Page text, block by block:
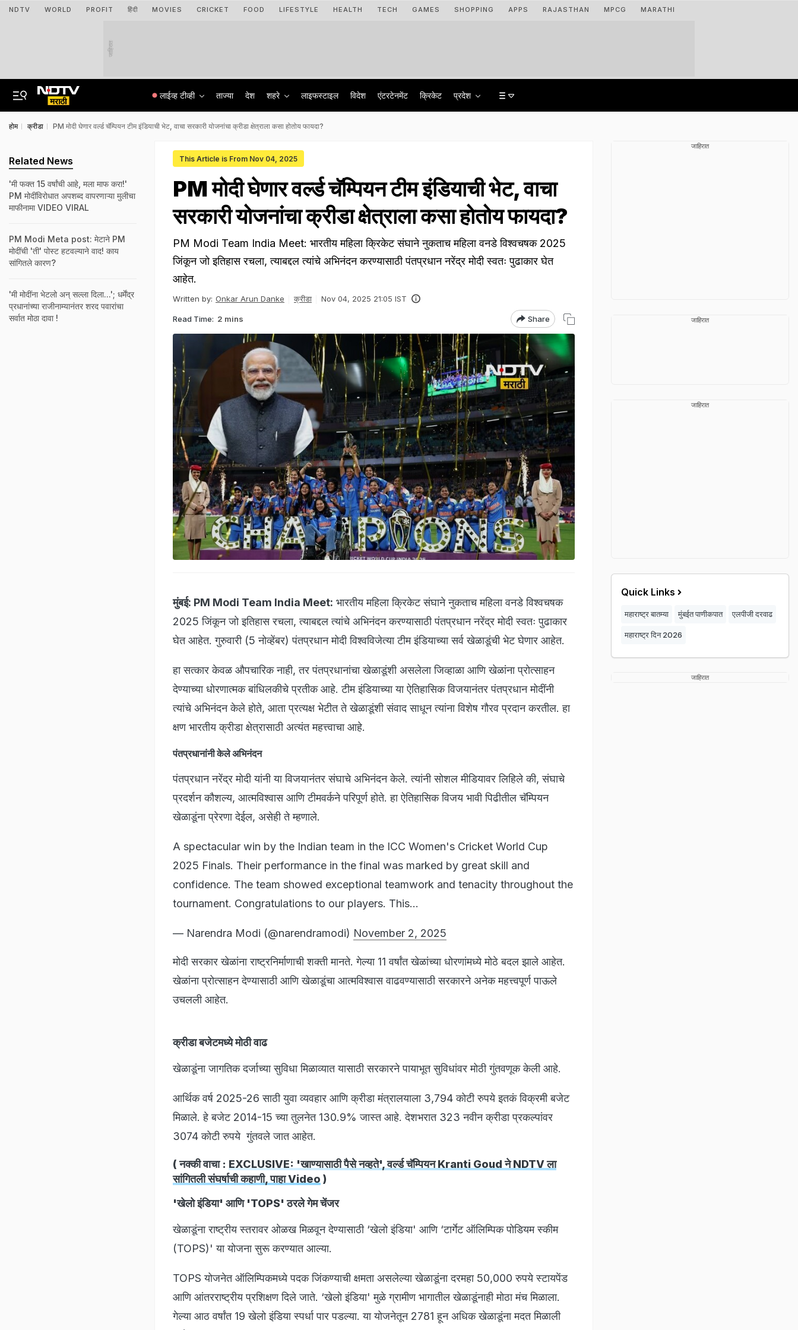
NDTV WORLD PROFIT हिंदी MOVIES CRICKET FOOD LIFESTYLE HEALTH TECH GAMES SHOPPING APPS RAJASTHAN MPCG MARATHI
जाहिरात
लाईव्ह टीव्ही ताज्या देश शहरे लाइफस्टाइल विदेश एंटरटेनमेंट क्रिकेट प्रदेश
होम क्रीडा PM मोदी घेणार वर्ल्ड चॅम्पियन टीम इंडियाची भेट, वाचा सरकारी योजनांचा क्रीडा क्षेत्राला कसा होतोय फायदा?
This Article is From Nov 04, 2025
PM मोदी घेणार वर्ल्ड चॅम्पियन टीम इंडियाची भेट, वाचा
सरकारी योजनांचा क्रीडा क्षेत्राला कसा होतोय फायदा?
PM Modi Team India Meet: भारतीय महिला क्रिकेट संघाने नुकताच महिला वनडे विश्वचषक 2025
जिंकून जो इतिहास रचला, त्याबद्दल त्यांचे अभिनंदन करण्यासाठी पंतप्रधान नरेंद्र मोदी स्वतः पुढाकार घेत
आहेत.
Written by: Onkar Arun Danke क्रीडा Nov 04, 2025 21:05 IST
Read Time: 2 mins Share
मुंबई: PM Modi Team India Meet: भारतीय महिला क्रिकेट संघाने नुकताच महिला वनडे विश्वचषक
2025 जिंकून जो इतिहास रचला, त्याबद्दल त्यांचे अभिनंदन करण्यासाठी पंतप्रधान नरेंद्र मोदी स्वतः पुढाकार
घेत आहेत. गुरुवारी (5 नोव्हेंबर) पंतप्रधान मोदी विश्वविजेत्या टीम इंडियाच्या सर्व खेळाडूंची भेट घेणार आहेत.
हा सत्कार केवळ औपचारिक नाही, तर पंतप्रधानांचा खेळाडूंशी असलेला जिव्हाळा आणि खेळांना प्रोत्साहन
देण्याच्या धोरणात्मक बांधिलकीचे प्रतीक आहे. टीम इंडियाच्या या ऐतिहासिक विजयानंतर पंतप्रधान मोदींनी
त्यांचे अभिनंदन केले होते, आता प्रत्यक्ष भेटीत ते खेळाडूंशी संवाद साधून त्यांना विशेष गौरव प्रदान करतील. हा
क्षण भारतीय क्रीडा क्षेत्रासाठी अत्यंत महत्त्वाचा आहे.
पंतप्रधानांनी केले अभिनंदन
पंतप्रधान नरेंद्र मोदी यांनी या विजयानंतर संघाचे अभिनंदन केले. त्यांनी सोशल मीडियावर लिहिले की, संघाचे
प्रदर्शन कौशल्य, आत्मविश्वास आणि टीमवर्कने परिपूर्ण होते. हा ऐतिहासिक विजय भावी पिढीतील चॅम्पियन
खेळाडूंना प्रेरणा देईल, असेही ते म्हणाले.
A spectacular win by the Indian team in the ICC Women's Cricket World Cup
2025 Finals. Their performance in the final was marked by great skill and
confidence. The team showed exceptional teamwork and tenacity throughout the
tournament. Congratulations to our players. This…
— Narendra Modi (@narendramodi) November 2, 2025
मोदी सरकार खेळांना राष्ट्रनिर्माणाची शक्ती मानते. गेल्या 11 वर्षांत खेळांच्या धोरणांमध्ये मोठे बदल झाले आहेत.
खेळांना प्रोत्साहन देण्यासाठी आणि खेळाडूंचा आत्मविश्वास वाढवण्यासाठी सरकारने अनेक महत्त्वपूर्ण पाऊले
उचलली आहेत.
क्रीडा बजेटमध्ये मोठी वाढ
खेळाडूंना जागतिक दर्जाच्या सुविधा मिळाव्यात यासाठी सरकारने पायाभूत सुविधांवर मोठी गुंतवणूक केली आहे.
आर्थिक वर्ष 2025-26 साठी युवा व्यवहार आणि क्रीडा मंत्रालयाला 3,794 कोटी रुपये इतकं विक्रमी बजेट
मिळाले. हे बजेट 2014-15 च्या तुलनेत 130.9% जास्त आहे. देशभरात 323 नवीन क्रीडा प्रकल्पांवर
3074 कोटी रुपये गुंतवले जात आहेत.
( नक्की वाचा : EXCLUSIVE: 'खाण्यासाठी पैसे नव्हते', वर्ल्ड चॅम्पियन Kranti Goud ने NDTV ला
सांगितली संघर्षाची कहाणी, पाहा Video )
'खेलो इंडिया' आणि 'TOPS' ठरले गेम चेंजर
खेळाडूंना राष्ट्रीय स्तरावर ओळख मिळवून देण्यासाठी ‘खेलो इंडिया' आणि ‘टार्गेट ऑलिम्पिक पोडियम स्कीम
(TOPS)' या योजना सुरू करण्यात आल्या.
TOPS योजनेत ऑलिम्पिकमध्ये पदक जिंकण्याची क्षमता असलेल्या खेळाडूंना दरमहा 50,000 रुपये स्टायपेंड
आणि आंतरराष्ट्रीय प्रशिक्षण दिले जाते. ‘खेलो इंडिया' मुळे ग्रामीण भागातील खेळाडूंनाही मोठा मंच मिळाला.
गेल्या आठ वर्षांत 19 खेलो इंडिया स्पर्धा पार पडल्या. या योजनेतून 2781 हून अधिक खेळाडूंना मदत मिळाली
Related News
'मी फक्त 15 वर्षांची आहे, मला माफ करा!'
PM मोदींविरोधात अपशब्द वापरणाऱ्या मुलीचा
माफीनामा VIDEO VIRAL
PM Modi Meta post: मेटाने PM
मोदींची 'ती' पोस्ट हटवल्याने वाद! काय
सांगितले कारण?
'मी मोदींना भेटलो अन् सल्ला दिला...'; धर्मेंद्र
प्रधानांच्या राजीनाम्यानंतर शरद पवारांचा
सर्वात मोठा दावा !
जाहिरात
जाहिरात
जाहिरात
Quick Links
महाराष्ट्र बातम्या मुंबईत पाणीकपात एलपीजी दरवाढ
महाराष्ट्र दिन 2026
जाहिरात